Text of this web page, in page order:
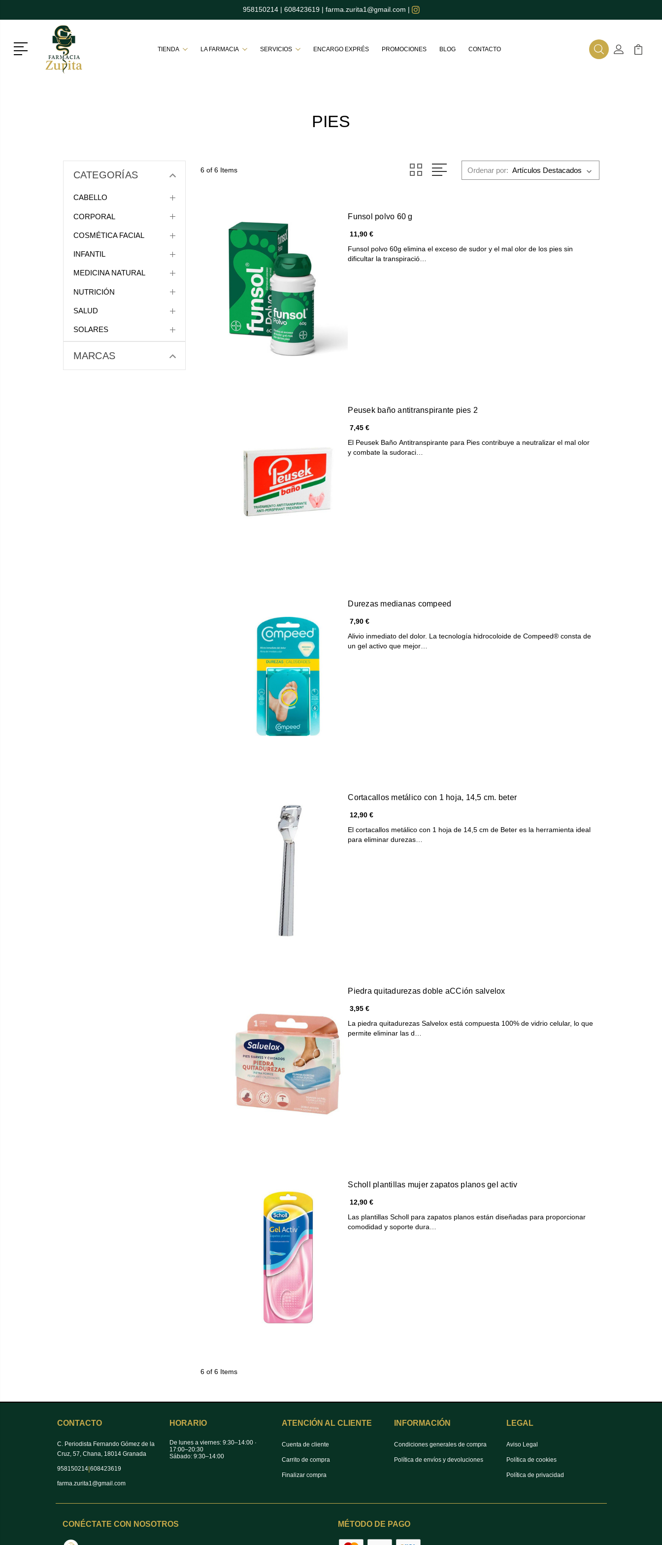
958150214| 608423619| farma.zurita1@gmail.com |
Menú TIENDA LA FARMACIA SERVICIOS ENCARGO EXPRÉS PROMOCIONES BLOG CONTACTO
Buscar
BuscarMi Cuenta
Mi
PIES
CATEGORÍAS
CABELLO
CORPORAL
COSMÉTICA FACIAL
INFANTIL
MEDICINA NATURAL
NUTRICIÓN
SALUD
SOLARES
MARCAS
6 of 6 Items Ordenar por:
Funsol polvo 60 g
11,90 €
Funsol polvo 60g elimina el exceso de sudor y el mal olor de los pies sin
dificultar la transpiració…
Peusek baño antitranspirante pies 2
7,45 €
El Peusek Baño Antitranspirante para Pies contribuye a neutralizar el mal olor
y combate la sudoraci…
Durezas medianas compeed
7,90 €
Alivio inmediato del dolor. La tecnología hidrocoloide de Compeed® consta de
un gel activo que mejor…
Cortacallos metálico con 1 hoja, 14,5 cm. beter
12,90 €
El cortacallos metálico con 1 hoja de 14,5 cm de Beter es la herramienta ideal
para eliminar durezas…
Piedra quitadurezas doble aCCión salvelox
3,95 €
La piedra quitadurezas Salvelox está compuesta 100% de vidrio celular, lo que
permite eliminar las d…
Scholl plantillas mujer zapatos planos gel activ
12,90 €
Las plantillas Scholl para zapatos planos están diseñadas para proporcionar
comodidad y soporte dura…
6 of 6 Items
CONTACTO
C. Periodista Fernando Gómez de la
Cruz, 57, Chana, 18014 Granada
958150214|608423619
farma.zurita1@gmail.com
HORARIO
De lunes a viernes: 9:30–14:00 ·
17:00–20:30
Sábado: 9:30–14:00
ATENCIÓN AL CLIENTE
Cuenta de cliente
Carrito de compra
Finalizar compra
INFORMACIÓN
Condiciones generales de compra
Política de envíos y devoluciones
LEGAL
Aviso Legal
Política de cookies
Política de privacidad
CONÉCTATE CON NOSOTROS MÉTODO DE PAGO